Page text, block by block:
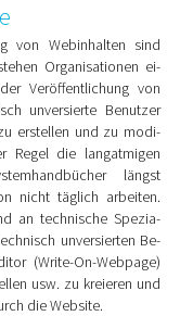
von Webinhalten sind
Organisationen ei­
Veröffentlichung von
unversierte Benut­zer
erstellen und zu modi­
Regel die lang­at­migen
längst
nicht täglich arbeiten.
an technische Spezia­
unversierten Be­
(Write-On-Webpage)
usw. zu kreieren und
die Website.